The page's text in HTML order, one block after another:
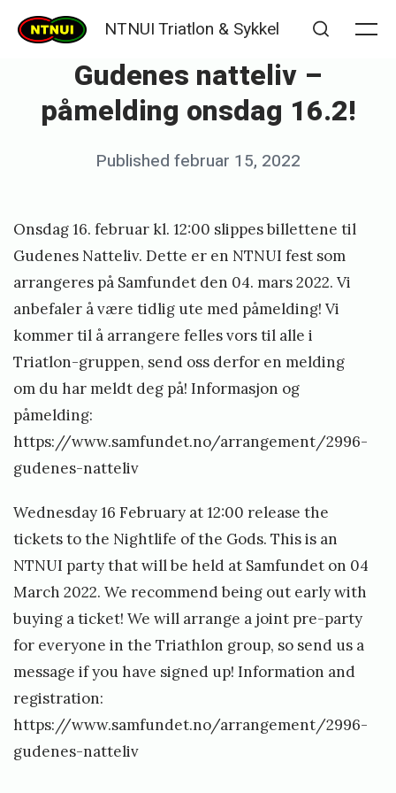
Skip
NTNUI Triatlon & Sykkel
Gudenes natteliv –
påmelding onsdag 16.2!
Posted
Published februar 15, 2022
a
n
d
r
e
a
w
h
n
Onsdag 16. februar kl. 12:00 slippes billettene til
Gudenes Natteliv. Dette er en NTNUI fest som
arrangeres på Samfundet den 04. mars 2022. Vi
anbefaler å være tidlig ute med påmelding! Vi
kommer til å arrangere felles vors til alle i
Triatlon-gruppen, send oss derfor en melding
om du har meldt deg på! Informasjon og
påmelding:
https://www.samfundet.no/arrangement/2996-
gudenes-natteliv
Wednesday 16 February at 12:00 release the
tickets to the Nightlife of the Gods. This is an
NTNUI party that will be held at Samfundet on 04
March 2022. We recommend being out early with
buying a ticket! We will arrange a joint pre-party
for everyone in the Triathlon group, so send us a
message if you have signed up! Information and
registration:
https://www.samfundet.no/arrangement/2996-
gudenes-natteliv